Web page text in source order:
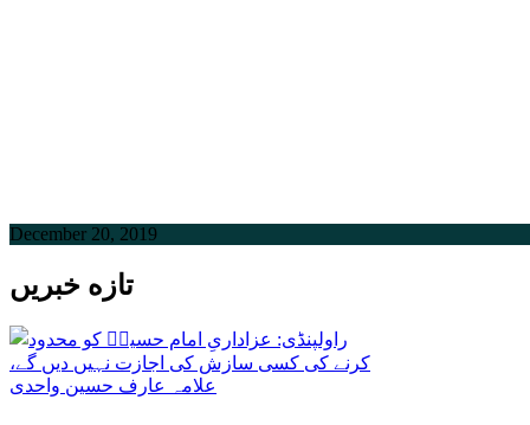
December 20, 2019
تازه خبریں